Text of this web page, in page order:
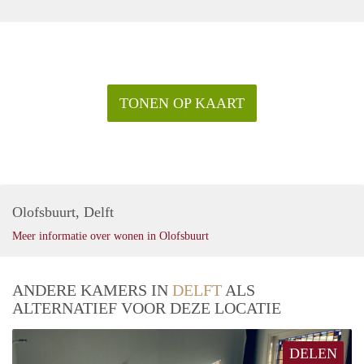
TONEN OP KAART
Olofsbuurt, Delft
Meer informatie over wonen in Olofsbuurt
ANDERE KAMERS IN DELFT ALS
ALTERNATIEF VOOR DEZE LOCATIE
DELEN